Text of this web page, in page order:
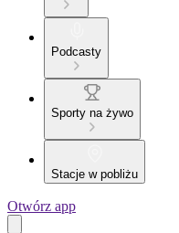
Podcasty
Sporty na żywo
Stacje w pobliżu
Otwórz app